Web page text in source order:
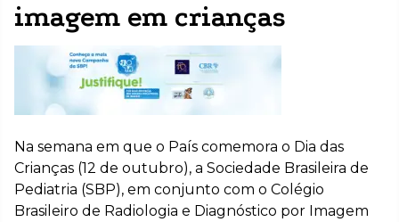
imagem em crianças
Na semana em que o País comemora o Dia das
Crianças (12 de outubro), a Sociedade Brasileira de
Pediatria (SBP), em conjunto com o Colégio
Brasileiro de Radiologia e Diagnóstico por Imagem